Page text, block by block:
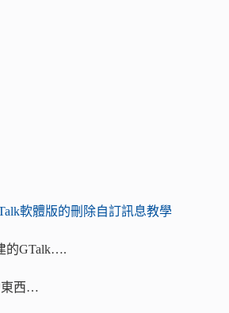
軟體版的刪除自訂訊息教學
的GTalk….
東西…